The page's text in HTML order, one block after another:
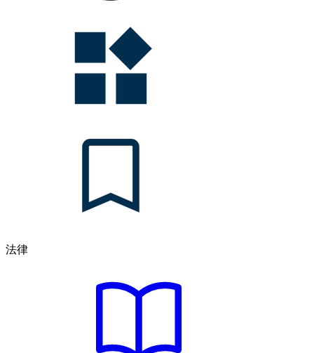
法律